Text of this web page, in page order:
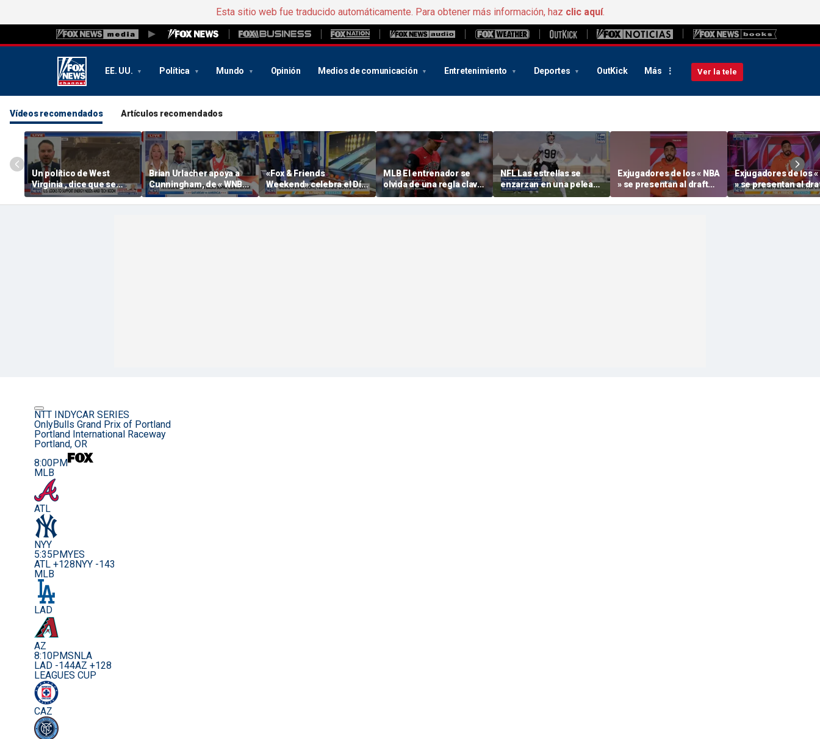
Esta sitio web fue traducido automáticamente. Para obtener más información, haz clic aquí.
EE. UU. Política Mundo Opinión Medios de comunicación Entretenimiento Deportes OutKick Más Ver la tele
Vídeos recomendados Artículos recomendados
Un político de West
Virginia , dice que se
avecina una «fiebre del
oro» en el sector minero
Brian Urlacher apoya a
Cunningham, de « WNBA
» ( Sophie ), frente a los
hombres biológicos en
«Fox & Friends
Weekend» celebra el Día
Nacional del Bolos
MLB El entrenador se
olvida de una regla clave
en un error inexplicable
durante la derrota
NFL Las estrellas se
enzarzan en una pelea
en la concentración de
pretemporada en un
Exjugadores de los « NBA
» se presentan al draft
de la « WNBA » en medio
del debate sobre los
Exjugadores de los «
» se presentan al
de la « WNBA » en
del debate sobre los
NTT INDYCAR SERIES
OnlyBulls Grand Prix of Portland
Portland International Raceway
Portland, OR
8:00PM
MLB
ATL
NYY
5:35PMYES
ATL +128 NYY -143
MLB
LAD
AZ
8:10PMSNLA
LAD -144AZ +128
LEAGUES CUP
CAZ